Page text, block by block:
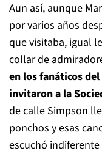
Aun así, aunque
por varios años
que visitaba, igual
collar de
en los fanáticos
invitaron a la
de calle Simpson
ponchos y esas
escuchó